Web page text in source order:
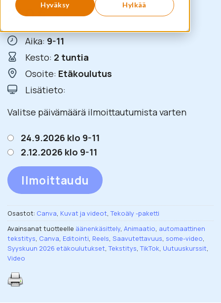
Hyväksy Hylkää
240€ + ALV
Aika: 9-11
Kesto: 2 tuntia
Osoite: Etäkoulutus
Lisätieto:
Valitse päivämäärä ilmoittautumista varten
24.9.2026 klo 9-11
2.12.2026 klo 9-11
Ilmoittaudu
Osastot: Canva, Kuvat ja videot,Tekoäly -paketti
Avainsanat tuotteelle äänenkäsittely, Animaatio, automaattinen
tekstitys, Canva, Editointi, Reels, Saavutettavuus, some-video,
Syyskuun 2026 etäkoulutukset,Tekstitys,TikTok, Uutuuskurssit,
Video